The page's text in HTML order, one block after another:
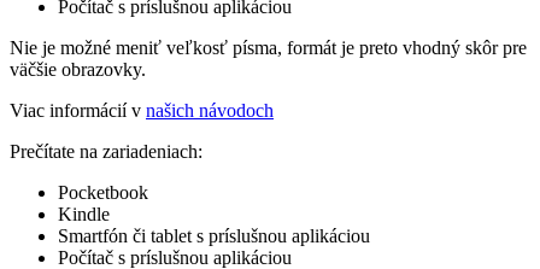
Počítač s príslušnou aplikáciou
Nie je možné meniť veľkosť písma, formát je preto vhodný skôr pre
väčšie obrazovky.
Viac informácií v našich návodoch
Prečítate na zariadeniach:
Pocketbook
Kindle
Smartfón či tablet s príslušnou aplikáciou
Počítač s príslušnou aplikáciou